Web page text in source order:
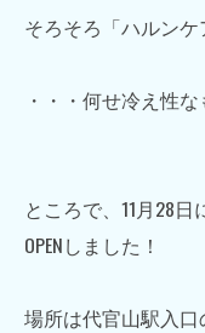
そろそろ「ハルン
・・・何せ冷え性な
ところで、11月28
OPENしました！
場所は代官山駅入口